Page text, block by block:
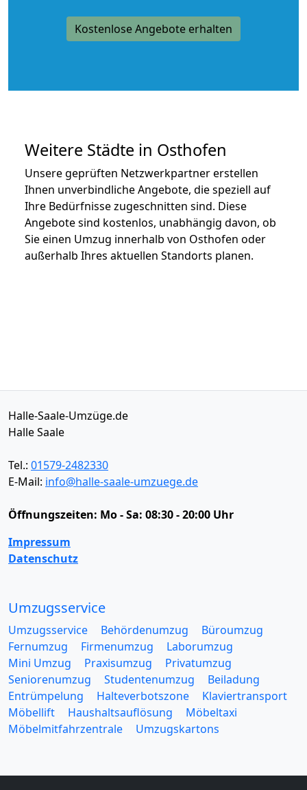
Kostenlose Angebote erhalten
Weitere Städte in Osthofen
Unsere geprüften Netzwerkpartner erstellen
Ihnen unverbindliche Angebote, die speziell auf
Ihre Bedürfnisse zugeschnitten sind. Diese
Angebote sind kostenlos, unabhängig davon, ob
Sie einen Umzug innerhalb von Osthofen oder
außerhalb Ihres aktuellen Standorts planen.
Halle-Saale-Umzüge.de
Halle Saale
Tel.: 01579-2482330
E-Mail: info@halle-saale-umzuege.de
Öffnungszeiten: Mo - Sa: 08:30 - 20:00 Uhr
Impressum
Datenschutz
Umzugsservice
Umzugsservice Behördenumzug
Büroumzug
Fernumzug
Firmenumzug
Laborumzug
Mini Umzug
Praxisumzug
Privatumzug
Seniorenumzug
Studentenumzug
Beiladung
Entrümpelung
Halteverbotszone
Klaviertransport
Möbellift
Haushaltsauflösung
Möbeltaxi
Möbelmitfahrzentrale
Umzugskartons